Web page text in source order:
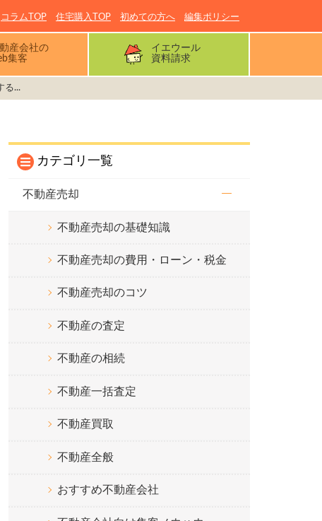
コラムTOP 住宅購入TOP 初めての方へ 編集ポリシー
産会社の
集客
イエウール
資料請求
る...
カテゴリ一覧
不動産売却
不動産売却の基礎知識
不動産売却の費用・ローン・税金
不動産売却のコツ
不動産の査定
不動産の相続
不動産一括査定
不動産買取
不動産全般
おすすめ不動産会社